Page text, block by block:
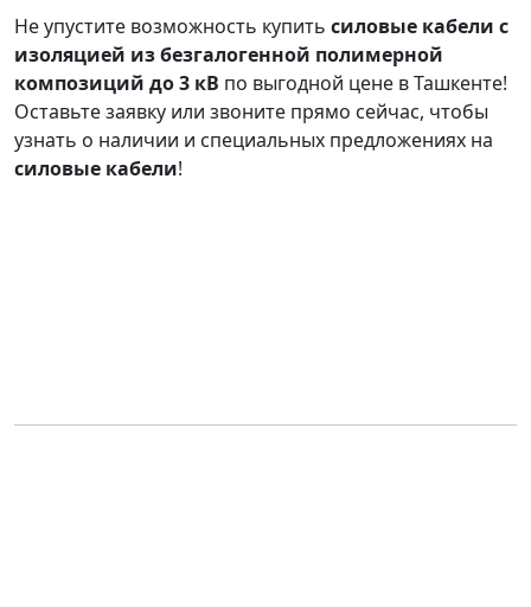
Не упустите возможность купить силовые кабели с
изоляцией из безгалогенной полимерной
композиций до 3 кВ по выгодной цене в Ташкенте!
Оставьте заявку или звоните прямо сейчас, чтобы
узнать о наличии и специальных предложениях на
силовые кабели!